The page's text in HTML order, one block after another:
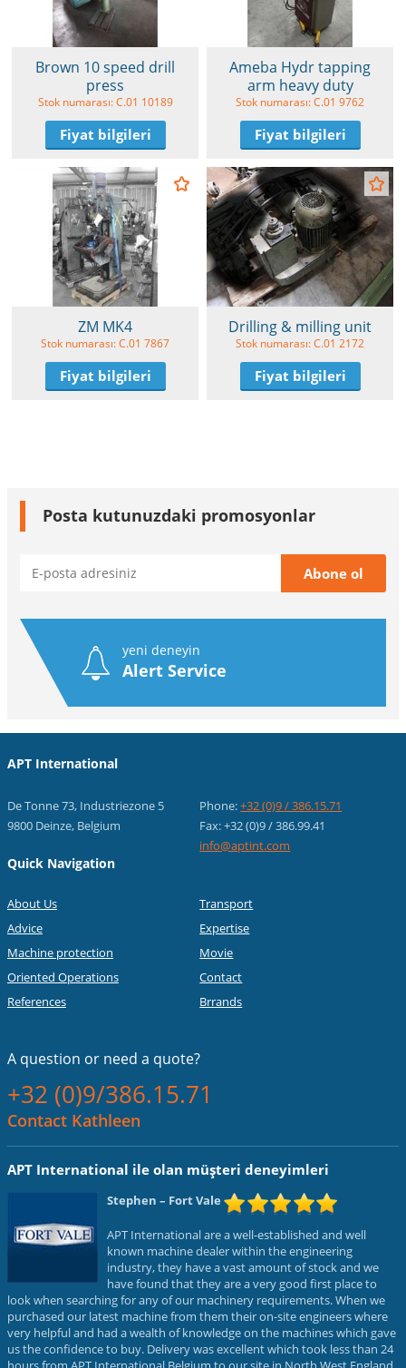
Brown 10 speed drill
press
Stok numarası: C.01 10189
Fiyat bilgileri
Ameba Hydr tapping
arm heavy duty
Stok numarası: C.01 9762
Fiyat bilgileri
ZM MK4
Stok numarası: C.01 7867
Fiyat bilgileri
Drilling & milling unit
Stok numarası: C.01 2172
Fiyat bilgileri
Posta kutunuzdaki promosyonlar
yeni deneyin
Alert Service
APT International
De Tonne 73, Industriezone 5
9800 Deinze, Belgium
Phone:+32 (0)9 / 386.15.71
Fax: +32 (0)9 / 386.99.41
info@aptint.com
Quick Navigation
About Us
Advice
Machine protection
Oriented Operations
References
Transport
Expertise
Movie
Contact
Brrands
A question or need a quote?
+32 (0)9/386.15.71
Contact Kathleen
APT International ile olan müşteri deneyimleri
Stephen – Fort Vale
APT International are a well-established and well
known machine dealer within the engineering
industry, they have a vast amount of stock and we
have found that they are a very good first place to
look when searching for any of our machinery requirements. When we
purchased our latest machine from them their on-site engineers where
very helpful and had a wealth of knowledge on the machines which gave
us the confidence to buy. Delivery was excellent which took less than 24